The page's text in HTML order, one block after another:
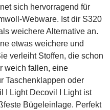
sich hervorragend für
Webware. Ist dir S320
weichere Alternative an.
etwas weichere und
verleiht Stoffen, die schon
weich fallen, eine
Taschenklappen oder
I Light Decovil I Light ist
Bügeleinlage. Perfekt